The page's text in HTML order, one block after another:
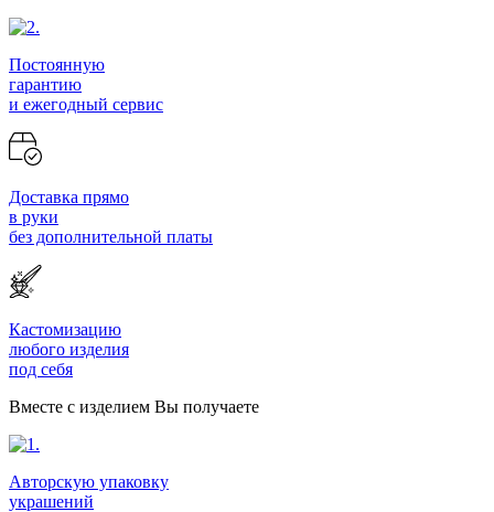
Постоянную
гарантию
и ежегодный сервис
Доставка прямо
в руки
без дополнительной платы
Кастомизацию
любого изделия
под себя
Вместе с изделием Вы получаете
Авторскую упаковку
украшений